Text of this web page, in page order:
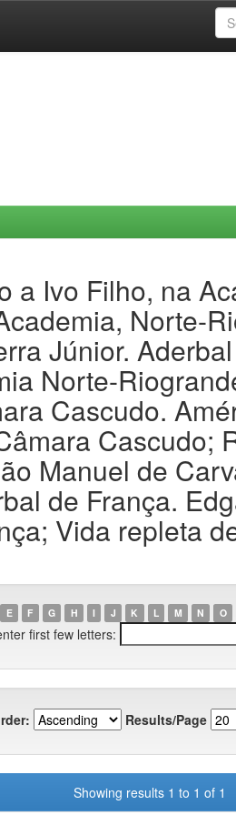
a Ivo Filho, na
Norte-
Júnior.
Norte-
Cascudo.
Cascudo;
Manuel de
de França.
Vida repleta
E F G H I J K L M N O
first few letters:
Results/Page
Showing results 1 to 1 of 1